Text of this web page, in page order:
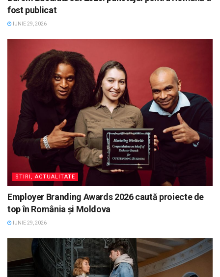
fost publicat
IUNIE 29, 2026
STIRI, ACTUALITATE
Employer Branding Awards 2026 caută proiecte de
top în România și Moldova
IUNIE 29, 2026